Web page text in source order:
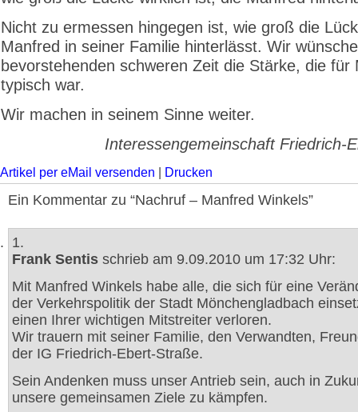
Nicht zu ermessen hingegen ist, wie groß die
Manfred in seiner Familie hinterlässt. Wir
bevorstehenden schweren Zeit die Stärke, die für
typisch war.
Wir machen in seinem Sinne weiter.
Interessengemeinschaft Friedrich-
Artikel per eMail versenden Drucken
Ein Kommentar zu “Nachruf – Manfred Winkels”
1.
Frank Sentis schrieb am 9.09.2010 um 17:32 Uhr:
Mit Manfred Winkels habe alle, die sich für eine
der Verkehrspolitik der Stadt Mönchengladbach
einen Ihrer wichtigen Mitstreiter verloren.
Wir trauern mit seiner Familie, den Verwandten,
der IG Friedrich-Ebert-Straße.
Sein Andenken muss unser Antrieb sein, auch in
unsere gemeinsamen Ziele zu kämpfen.